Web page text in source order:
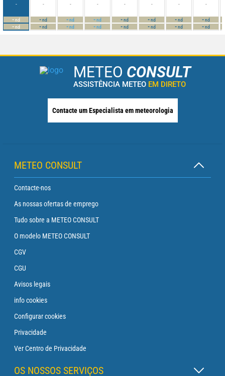
-
-nd
-nd
-
-nd
-nd
-
-nd
-nd
-
-nd
-nd
-
-nd
-nd
-
-nd
-nd
-
-nd
-nd
-
-nd
-nd
METEO CONSULT
ASSISTÊNCIA METEO EM DIRETO
Contacte um Especialista em meteorologia
METEO CONSULT
Contacte-nos
As nossas ofertas de emprego
Tudo sobre a METEO CONSULT
O modelo METEO CONSULT
CGV
CGU
Avisos legais
info cookies
Configurar cookies
Privacidade
Ver Centro de Privacidade
OS NOSSOS SERVIÇOS